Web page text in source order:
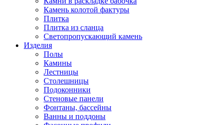
Камень колотой фактуры
Плитка
Плитка из сланца
Светопропускающий камень
Изделия
Полы
Камины
Лестницы
Столешницы
Подоконники
Стеновые панели
Фонтаны, бассейны
Ванны и поддоны